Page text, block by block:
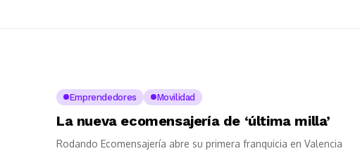
Emprendedores Movilidad
La nueva ecomensajería de ‘última milla’
Rodando Ecomensajería abre su primera franquicia en Valencia